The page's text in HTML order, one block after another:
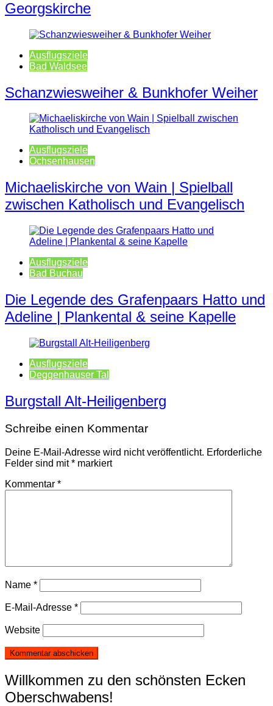
Georgskirche
Ausflugsziele
Bad Waldsee
Schanzwiesweiher & Bunkhofer Weiher
Ausflugsziele
Ochsenhausen
Michaeliskirche von Wain | Spielball
zwischen Katholisch und Evangelisch
Ausflugsziele
Bad Buchau
Die Legende des Grafenpaars Hatto und
Adeline | Plankental & seine Kapelle
Ausflugsziele
Deggenhauser Tal
Burgstall Alt-Heiligenberg
Schreibe einen Kommentar
Deine E-Mail-Adresse wird nicht veröffentlicht. Erforderliche
Felder sind mit* markiert
Kommentar *
Name *
E-Mail-Adresse *
Website
Willkommen zu den schönsten Ecken
Oberschwabens!